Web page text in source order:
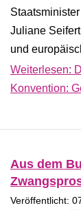
Juliane
und
Weiterlesen:
Konvention:
Aus dem
Veröffentlicht: